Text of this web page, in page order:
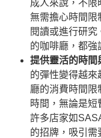
成人來說，不限
無需擔心時間限
閱讀或進行研
的咖啡廳，都強
提供靈活的時間
的彈性變得越來
廳的消費時間限
時間，無論是短
許多店家如
的招牌，吸引需